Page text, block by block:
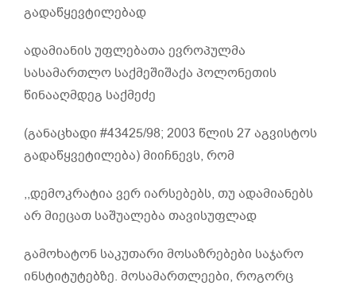
გადაწყევტილებად
ადამიანის უფლებათა ევროპულმა
სასამართლო საქმეშიშაქა პოლონეთის
წინააღმდეგ საქმეძე
(განაცხადი #43425/98; 2003 წლის 27 აგვისტოს
გადაწყვეტილება) მიიჩნევს, რომ
,,დემოკრატია ვერ იარსებებს, თუ ადამიანებს
არ მიეცათ საშუალება თავისუფლად
გამოხატონ საკუთარი მოსაზრებები საჯარო
ინსტიტუტებზე. მოსამართლეები, როგორც